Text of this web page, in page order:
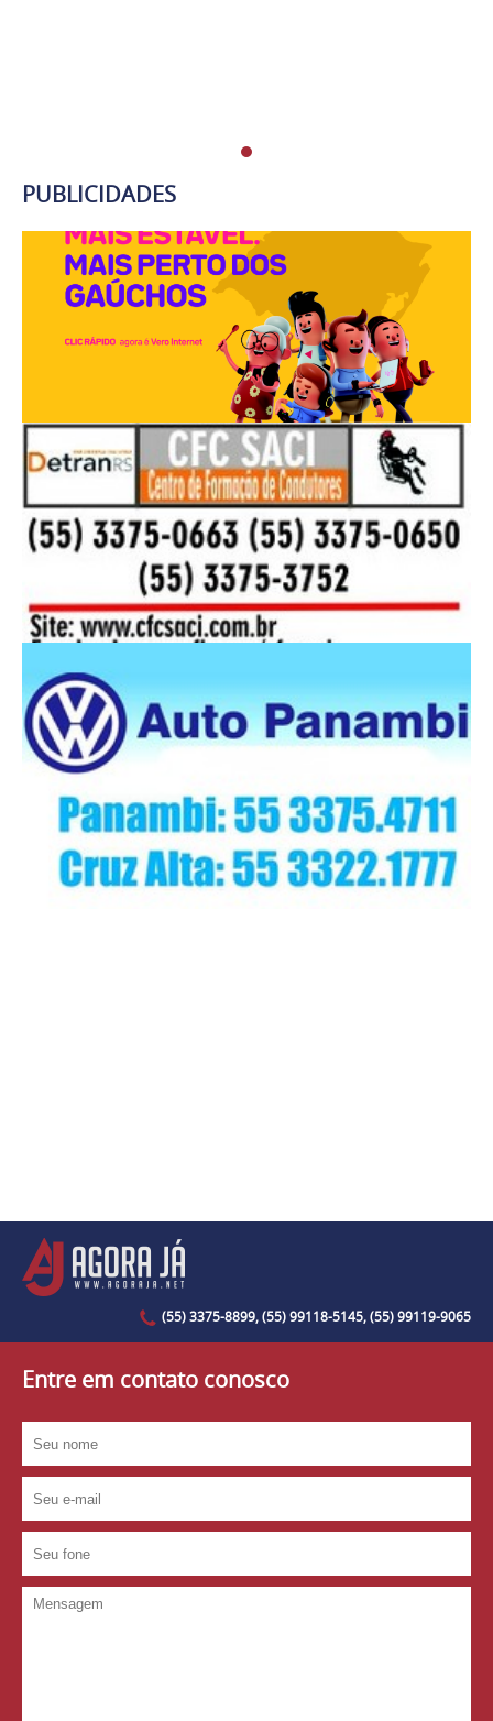
PUBLICIDADES
(55) 3375-8899, (55) 99118-5145, (55) 99119-9065
Entre em contato conosco